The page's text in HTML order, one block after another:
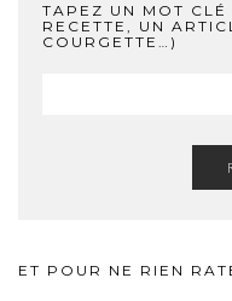
TAPEZ UN MOT CLÉ
RECETTE, UN
COURGETTE…)
ET POUR NE RIEN